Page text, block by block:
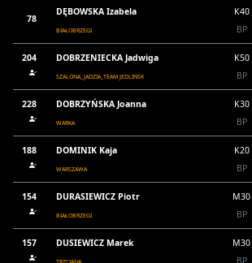
78
DĘBOWSKA Izabela
BIAŁOBRZEGI
K40
BP
204 DOBRZENIECKA Jadwiga
SZALONA_JADZIA_TEAM JEDLIŃSK
K50
BP
228 DOBRZYŃSKA Joanna
WARKA
K30
BP
188 DOMINIK Kaja
WARSZAWA
K20
BP
154 DURASIEWICZ Piotr
BIAŁOBRZEGI
M30
BP
157 DUSIEWICZ Marek
TRZCIANA
M30
BP